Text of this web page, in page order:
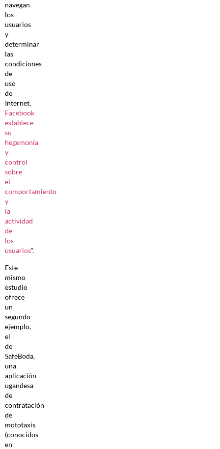
navegan
los
usuarios
y
determinar
las
condiciones
de
uso
de
Internet,
Facebook
establece
su
hegemonía
y
control
sobre
el
comportamiento
y
la
actividad
de
los
usuarios”.
Este
mismo
estudio
ofrece
un
segundo
ejemplo,
el
de
SafeBoda,
una
aplicación
ugandesa
de
contratación
de
mototaxis
(conocidos
en